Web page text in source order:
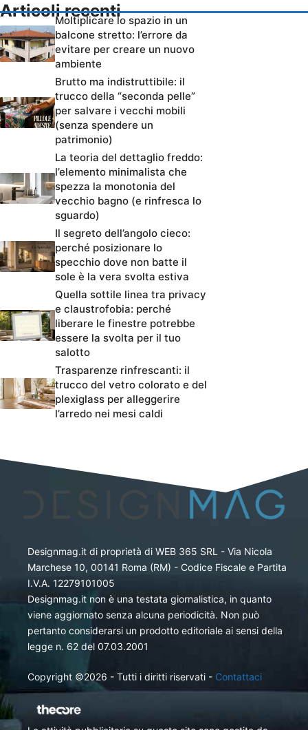
Articoli recenti
Moltiplicare lo spazio in un
balcone stretto: l’errore da
evitare per creare un nuovo
ambiente
Brutto ma indistruttibile: il
trucco della “seconda pelle”
per salvare i vecchi mobili
(senza spendere un
patrimonio)
La teoria del dettaglio freddo:
l’elemento minimalista che
spezza la monotonia del
vecchio bagno (e rinfresca lo
sguardo)
Il segreto dell’angolo cieco:
perché posizionare lo
specchio dove non batte il
sole è la vera svolta estiva
Quella sottile linea tra privacy
e claustrofobia: perché
liberare le finestre potrebbe
essere la svolta per il tuo
salotto
Trasparenze rinfrescanti: il
trucco del vetro colorato e del
plexiglass per alleggerire
l’arredo nei mesi caldi
Designmag.it di proprietà di WEB 365 SRL - Via Nicola
Marchese 10, 00141 Roma (RM) - Codice Fiscale e Partita
I.V.A. 12279101005
Designmag.it non è una testata giornalistica, in quanto
viene aggiornato senza alcuna periodicità. Non può
pertanto considerarsi un prodotto editoriale ai sensi della
legge n. 62 del 07.03.2001
Copyright ©2026 - Tutti i diritti riservati - Contattaci